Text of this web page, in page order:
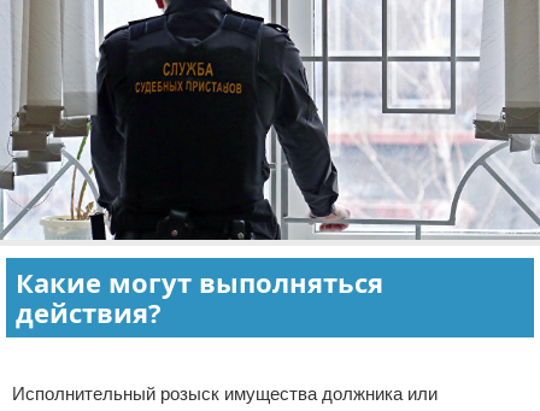
Какие могут выполняться
действия?
Исполнительный розыск имущества должника или